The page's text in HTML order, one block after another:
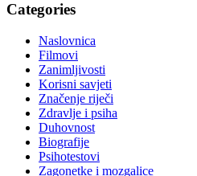
Categories
Naslovnica
Filmovi
Zanimljivosti
Korisni savjeti
Značenje riječi
Zdravlje i psiha
Duhovnost
Biografije
Psihotestovi
Zagonetke i mozgalice